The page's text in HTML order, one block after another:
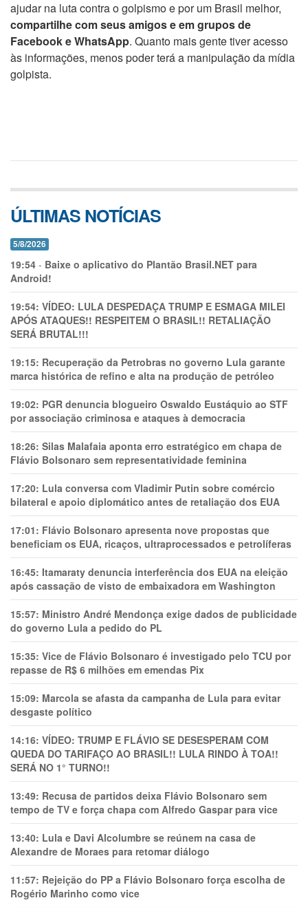
ajudar na luta contra o golpismo e por um Brasil melhor,
compartilhe com seus amigos e em grupos de
Facebook e WhatsApp. Quanto mais gente tiver acesso
às informações, menos poder terá a manipulação da mídia
golpista.
ÚLTIMAS NOTÍCIAS
5/8/2026
19:54 - Baixe o aplicativo do Plantão Brasil.NET para
Android!
19:54: VÍDEO: LULA DESPEDAÇA TRUMP E ESMAGA MILEI
APÓS ATAQUES!! RESPEITEM O BRASIL!! RETALIAÇÃO
SERÁ BRUTAL!!!
19:15: Recuperação da Petrobras no governo Lula garante
marca histórica de refino e alta na produção de petróleo
19:02: PGR denuncia blogueiro Oswaldo Eustáquio ao STF
por associação criminosa e ataques à democracia
18:26: Silas Malafaia aponta erro estratégico em chapa de
Flávio Bolsonaro sem representatividade feminina
17:20: Lula conversa com Vladimir Putin sobre comércio
bilateral e apoio diplomático antes de retaliação dos EUA
17:01: Flávio Bolsonaro apresenta nove propostas que
beneficiam os EUA, ricaços, ultraprocessados e petrolíferas
16:45: Itamaraty denuncia interferência dos EUA na eleição
após cassação de visto de embaixadora em Washington
15:57: Ministro André Mendonça exige dados de publicidade
do governo Lula a pedido do PL
15:35: Vice de Flávio Bolsonaro é investigado pelo TCU por
repasse de R$ 6 milhões em emendas Pix
15:09: Marcola se afasta da campanha de Lula para evitar
desgaste político
14:16: VÍDEO: TRUMP E FLÁVIO SE DESESPERAM COM
QUEDA DO TARIFAÇO AO BRASIL!! LULA RINDO À TOA!!
SERÁ NO 1° TURNO!!
13:49: Recusa de partidos deixa Flávio Bolsonaro sem
tempo de TV e força chapa com Alfredo Gaspar para vice
13:40: Lula e Davi Alcolumbre se reúnem na casa de
Alexandre de Moraes para retomar diálogo
11:57: Rejeição do PP a Flávio Bolsonaro força escolha de
Rogério Marinho como vice